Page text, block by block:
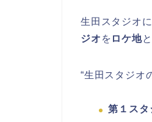
生田スタジオ
ジオ を ロケ地
“生田スタジオ
第１ス